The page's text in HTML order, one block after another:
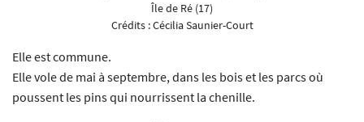
Île de Ré (17)
Crédits :Cécilia Saunier-Court
Elle est commune.
Elle vole de mai à septembre, dans les bois et les parcs où
poussent les pins qui nourrissent la chenille.